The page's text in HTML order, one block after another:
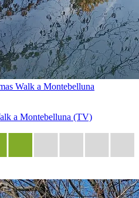
Walk a Montebelluna
a Montebelluna (TV)